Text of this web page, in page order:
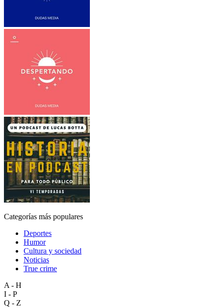
Categorías más populares
Deportes
Humor
Cultura y sociedad
Noticias
True crime
A - H
I - P
Q - Z